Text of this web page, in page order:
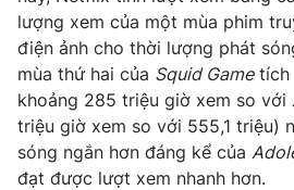
THỜI BÁO VTV
Theo dõi báo trên
lượng xem của một mùa phim
điện ảnh cho thời lượng phát
mùa thứ hai của Squid Gametích
khoảng 285 triệu giờ xem so với
triệu giờ xem so với 555,1 triệu)
sóng ngắn hơn đáng kể của
đạt được lượt xem nhanh hơn.